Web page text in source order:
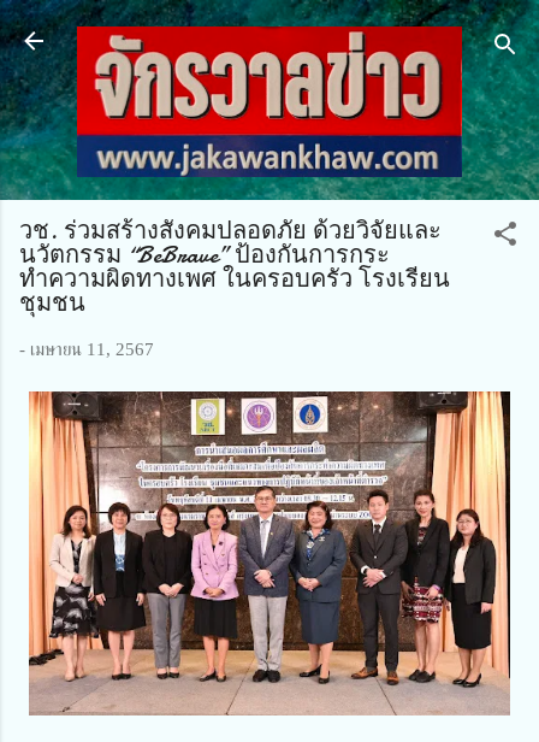
ข้ามไปที่เนื้อหาหลัก
วช. ร่วมสร้างสังคมปลอดภัย ด้วยวิจัยและ
นวัตกรรม “BeBrave” ป้องกันการกระ
ทำความผิดทางเพศ ในครอบครัว โรงเรียน
ชุมชน
- เมษายน 11, 2567